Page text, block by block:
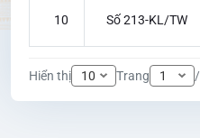
10 Số 213-KL/TW
Hiển thị Trang /